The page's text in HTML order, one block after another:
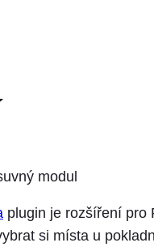
modul
plugin je rozšíření pro
si místa u